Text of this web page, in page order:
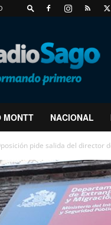
MONTT NACIONAL
pide salida del director